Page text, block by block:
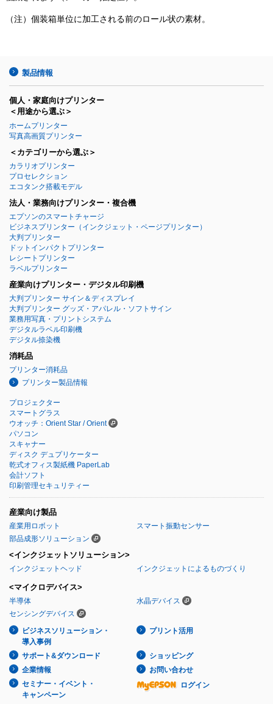
（注）個装箱単位に加工される前のロール状の素材。
製品情報
個人・家庭向けプリンター
＜用途から選ぶ＞
ホームプリンター
写真高画質プリンター
＜カテゴリーから選ぶ＞
カラリオプリンター
プロセレクション
エコタンク搭載モデル
法人・業務向けプリンター・複合機
エプソンのスマートチャージ
ビジネスプリンター （インクジェット・ページプリンター）
大判プリンター
ドットインパクトプリンター
レシートプリンター
ラベルプリンター
産業向けプリンター・デジタル印刷機
大判プリンター サイン＆ディスプレイ
大判プリンター グッズ・アパレル・ソフトサイン
業務用写真・プリントシステム
デジタルラベル印刷機
デジタル捺染機
消耗品
プリンター消耗品
プリンター製品情報
プロジェクター
スマートグラス
ウオッチ：Orient Star / Orient
パソコン
スキャナー
ディスク デュプリケーター
乾式オフィス製紙機 PaperLab
会計ソフト
印刷管理セキュリティー
産業向け製品
産業用ロボット
スマート振動センサー
部品成形ソリューション
<インクジェットソリューション>
インクジェットヘッド インクジェットによるものづくり
<マイクロデバイス>
半導体
水晶デバイス
センシングデバイス
ビジネスソリューション・
導入事例
プリント活用
サポート&ダウンロード
ショッピング
企業情報
お問い合わせ
セミナー・イベント・
キャンペーン
ログイン